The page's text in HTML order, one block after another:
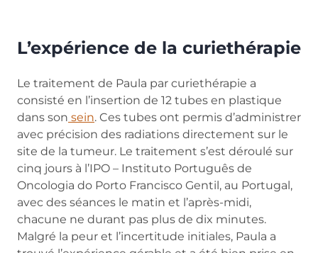
L’expérience de la curiethérapie
Le traitement de Paula par curiethérapie a
consisté en l’insertion de 12 tubes en plastique
dans son sein. Ces tubes ont permis d’administrer
avec précision des radiations directement sur le
site de la tumeur. Le traitement s’est déroulé sur
cinq jours à l’IPO – Instituto Português de
Oncologia do Porto Francisco Gentil, au Portugal,
avec des séances le matin et l’après-midi,
chacune ne durant pas plus de dix minutes.
Malgré la peur et l’incertitude initiales, Paula a